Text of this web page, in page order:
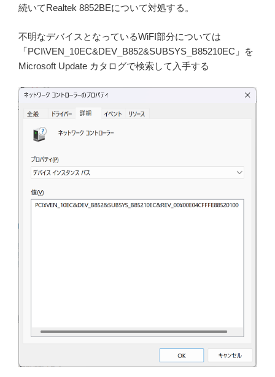
続いてRealtek 8852BEについて対処する。
不明なデバイスとなっているWiFI部分については
「PCI\VEN_10EC&DEV_B852&SUBSYS_B85210EC」を
Microsoft Update カタログで検索して入手する